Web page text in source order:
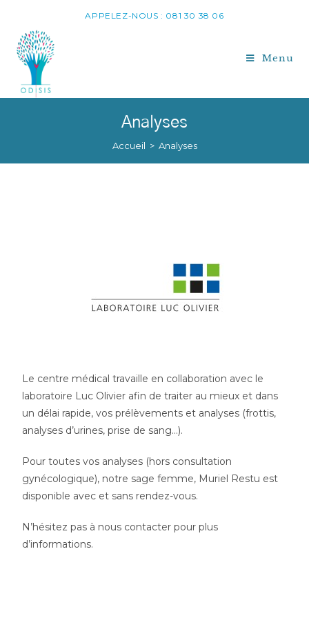
APPELEZ-NOUS : 081 30 38 06
Menu
Analyses
Accueil > Analyses
Le centre médical travaille en collaboration avec le
laboratoire Luc Olivier afin de traiter au mieux et dans
un délai rapide, vos prélèvements et analyses (frottis,
analyses d’urines, prise de sang…).
Pour toutes vos analyses (hors consultation
gynécologique), notre sage femme, Muriel Restu est
disponible avec et sans rendez-vous.
N’hésitez pas à nous contacter pour plus
d’informations.